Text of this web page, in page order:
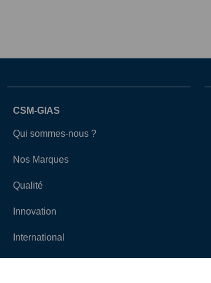
CSM-GIAS
Qui sommes-nous ?
Nos Marques
Qualité
Innovation
International